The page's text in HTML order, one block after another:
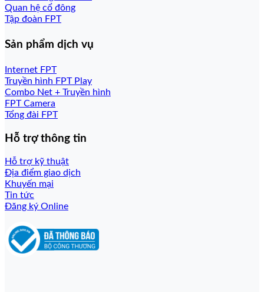
Quan hệ cổ đông
Tập đoàn FPT
Sản phẩm dịch vụ
Internet FPT
Truyền hình FPT Play
Combo Net + Truyền hình
FPT Camera
Tổng đài FPT
Hỗ trợ thông tin
Hỗ trợ kỹ thuật
Địa điểm giao dịch
Khuyến mại
Tin tức
Đăng ký Online